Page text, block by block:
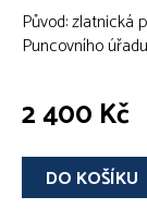
Původ: zlatnická
Puncovního
2 400 Kč
DO KOŠÍKU